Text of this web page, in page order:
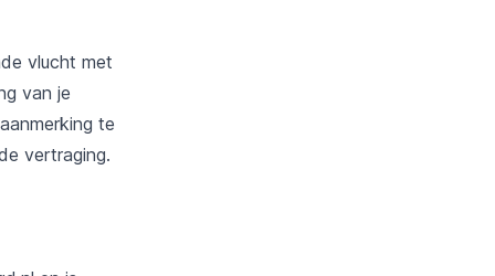
vlucht met
van je
te
vertraging.